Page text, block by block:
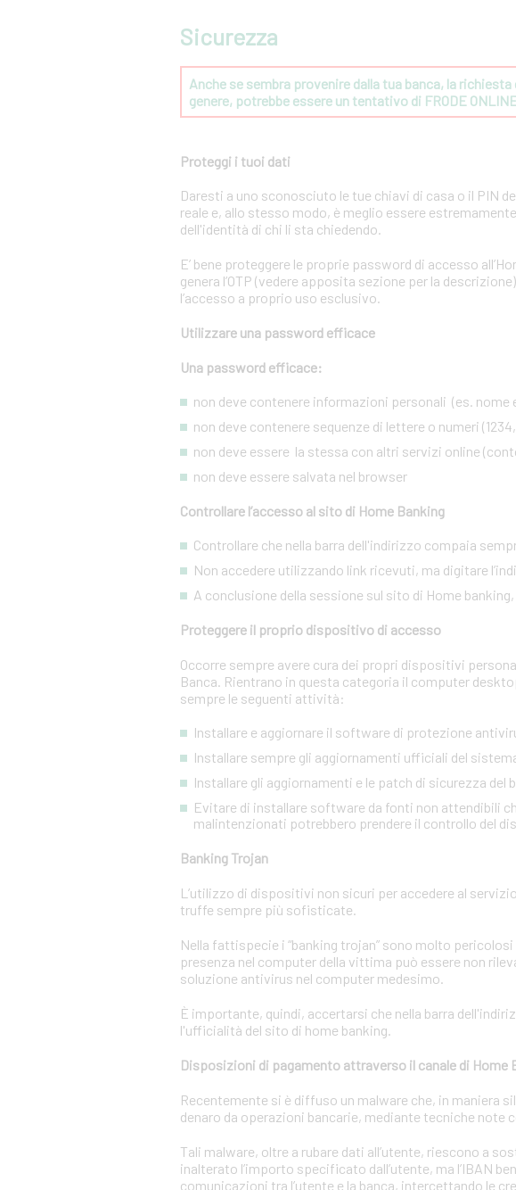
Sicurezza
Anche se sembra provenire dalla tua banca, la
genere, potrebbe essere un tentativo di FRODE
Proteggi i tuoi dati
Daresti a uno sconosciuto le tue chiavi di casa o il PIN
reale e, allo stesso modo, è meglio essere
dell'identità di chi li sta chiedendo.
E’ bene proteggere le proprie password di accesso
genera l’OTP (vedere apposita sezione per la
l’accesso a proprio uso esclusivo.
Utilizzare una password efficace
Una password efficace:
non deve contenere informazioni personali (es.
non deve contenere sequenze di lettere o numeri
non deve essere la stessa con altri servizi online
non deve essere salvata nel browser
Controllare l’accesso al sito di Home Banking
Controllare che nella barra dell'indirizzo compaia
Non accedere utilizzando link ricevuti, ma digitare
A conclusione della sessione sul sito di Home
Proteggere il proprio dispositivo di accesso
Occorre sempre avere cura dei propri dispositivi
Banca. Rientrano in questa categoria il computer
sempre le seguenti attività:
Installare e aggiornare il software di protezione
Installare sempre gli aggiornamenti ufficiali del
Installare gli aggiornamenti e le patch di sicurezza del
Evitare di installare software da fonti non attendibili
malintenzionati potrebbero prendere il controllo del
Banking Trojan
L’utilizzo di dispositivi non sicuri per accedere al
truffe sempre più sofisticate.
Nella fattispecie i “banking trojan” sono molto
presenza nel computer della vittima può essere non
soluzione antivirus nel computer medesimo.
È importante, quindi, accertarsi che nella barra
l'ufficialità del sito di home banking.
Disposizioni di pagamento attraverso il canale di Home
Recentemente si è diffuso un malware che, in maniera
denaro da operazioni bancarie, mediante tecniche note
Tali malware, oltre a rubare dati all’utente, riescono a
inalterato l’importo specificato dall’utente, ma l’IBAN
comunicazioni tra l’utente e la banca, intercettando le